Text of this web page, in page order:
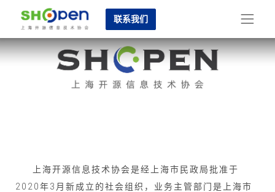
联系我们
上海开源信息技术协会是经上海市民政局批准于
2020年3月新成立的社会组织，业务主管部门是上海市